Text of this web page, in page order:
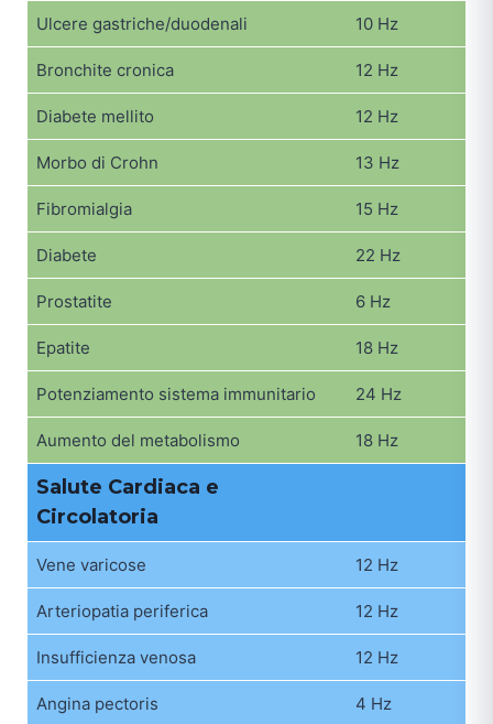
Ulcere gastriche/duodenali 10 Hz
Bronchite cronica 12 Hz
Diabete mellito 12 Hz
Morbo di Crohn 13 Hz
Fibromialgia 15 Hz
Diabete 22 Hz
Prostatite 6 Hz
Epatite 18 Hz
Potenziamento sistema immunitario 24 Hz
Aumento del metabolismo 18 Hz
Salute Cardiaca e
Circolatoria
Vene varicose 12 Hz
Arteriopatia periferica 12 Hz
Insufficienza venosa 12 Hz
Angina pectoris 4 Hz